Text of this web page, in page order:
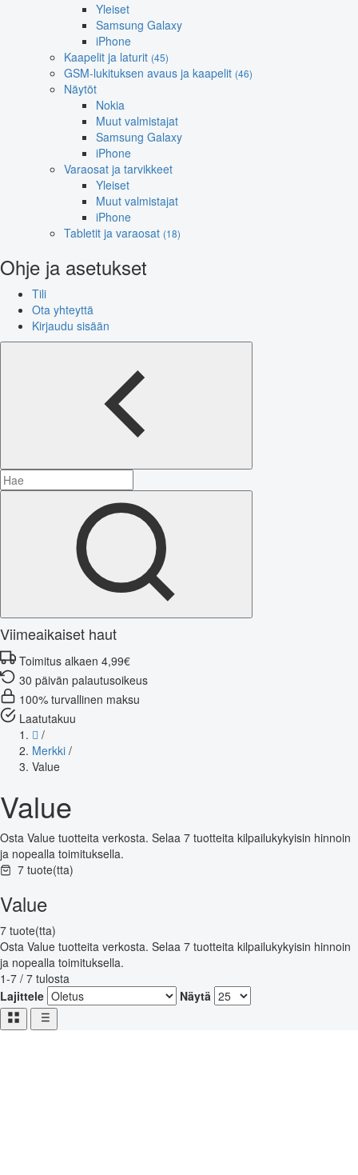
Yleiset
Samsung Galaxy
iPhone
Kaapelit ja laturit (45)
GSM-lukituksen avaus ja kaapelit (46)
Näytöt
Nokia
Muut valmistajat
Samsung Galaxy
iPhone
Varaosat ja tarvikkeet
Yleiset
Muut valmistajat
iPhone
Tabletit ja varaosat (18)
Ohje ja asetukset
Tili
Ota yhteyttä
Kirjaudu sisään
Viimeaikaiset haut
Toimitus alkaen 4,99€
30 päivän palautusoikeus
100% turvallinen maksu
Laatutakuu
/
Merkki /
Value
Value
Osta Value tuotteita verkosta. Selaa 7 tuotteita kilpailukykyisin hinnoin
ja nopealla toimituksella.
7 tuote(tta)
Value
7 tuote(tta)
Osta Value tuotteita verkosta. Selaa 7 tuotteita kilpailukykyisin hinnoin
ja nopealla toimituksella.
1-7 / 7 tulosta
Lajittele
Näytä